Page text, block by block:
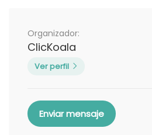
Organizador:
ClicKoala
Ver perfil
Enviar mensaje